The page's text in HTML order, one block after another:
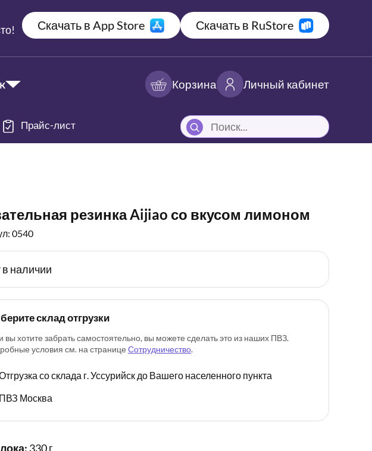
Скачать в App Store Скачать в RuStore
Корзина Личный кабинет
Прайс-лист
резинка Aijiao со вкусом лимоном
0540
в наличии
склад отгрузки
вы хотите забрать самостоятельно, вы можете сделать это из наших ПВЗ.
условия см. на странице Сотрудничество.
со склада г. Уссурийск до Вашего населенного пункта
ПВЗ Москва
330 г